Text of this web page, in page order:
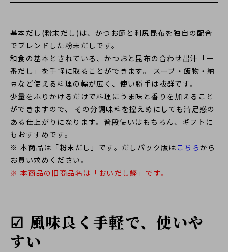
基本だし(粉末だし)は、かつお節と利尻昆布を独自の配合
でブレンドした粉末だしです。
和食の基本とされている、かつおと昆布の合わせ出汁「一
番だし」を手軽に取ることができます。 スープ・飯物・納
豆など使える料理の幅が広く、使い勝手は抜群です。
少量をふりかけるだけで料理にうま味と香りを加えること
ができますので、 その分調味料を控えめにしても満足感の
ある仕上がりになります。普段使いはもちろん、ギフトに
もおすすめです。
※ 本商品は「粉末だし」です。だしパック版は こちらから
お買い求めください。
※ 本商品の旧商品名は「おいだし鰹」です。
☑ 風味良く手軽で、使いや
すい